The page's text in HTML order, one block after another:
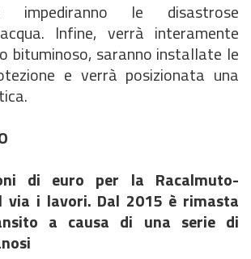
impediranno le disastrose
Infine, verrà interamente
bituminoso, saranno installate le
e verrà posizionata una
di euro per la Racalmuto-
via i lavori. Dal 2015 è rimasta
a causa di una serie di